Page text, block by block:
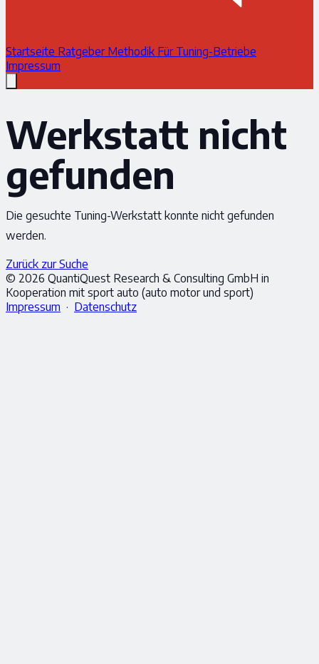
Startseite Ratgeber Methodik Für Tuning-Betriebe
Impressum
Werkstatt nicht
gefunden
Die gesuchte Tuning-Werkstatt konnte nicht gefunden
werden.
Zurück zur Suche
© 2026 QuantiQuest Research & Consulting GmbH in
Kooperation mit sport auto (auto motor und sport)
Impressum · Datenschutz